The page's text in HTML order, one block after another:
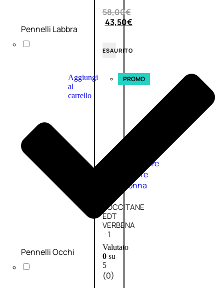
58,00€
43,50€
ESAURITO
Aggiungi
al
carrello
PROMO
Fragranze
Nature
Donna
L’OCCITANE
EDT
VERBENA
1
Valutato
0su
5
(0)
Pennelli Labbra
Pennelli Occhi